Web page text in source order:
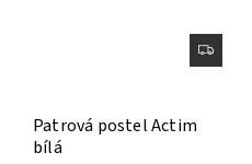
Patrová postel Actim
bílá